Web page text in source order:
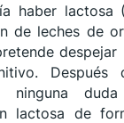
haber lactosa
de leches de
despejar
Después
ninguna
lactosa de